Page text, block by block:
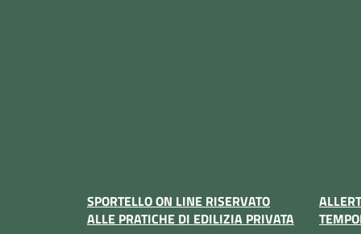
SPORTELLO ON LINE RISERVATO
ALLE PRATICHE DI EDILIZIA PRIVATA